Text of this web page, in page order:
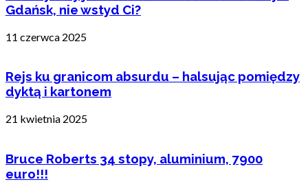
Gdańsk, nie wstyd Ci?
11 czerwca 2025
Rejs ku granicom absurdu – halsując pomiędzy
dyktą i kartonem
21 kwietnia 2025
Bruce Roberts 34 stopy, aluminium, 7900
euro!!!